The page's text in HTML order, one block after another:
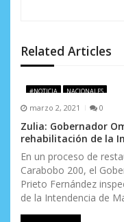
ó
n
d
e
e
n
t
r
Related Articles
#NOTICIA NACIONALES
marzo 2, 2021 0
Zulia: Gobernador
rehabilitación de la
En un proceso de
Carabobo 200, el
Prieto Fernández
de la Intendencia de